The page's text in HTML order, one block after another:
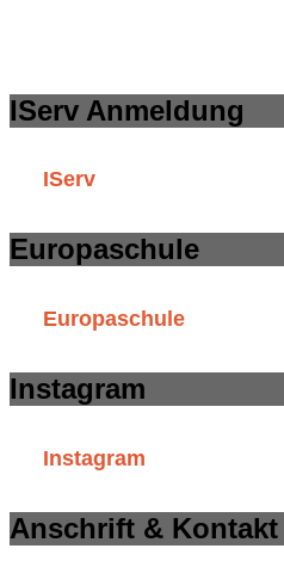
IServ Anmeldung
IServ
Europaschule
Europaschule
Instagram
Instagram
Anschrift & Kontakt